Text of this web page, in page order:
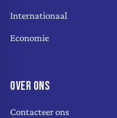
Internationaal
Economie
OVER ONS
Contacteer ons